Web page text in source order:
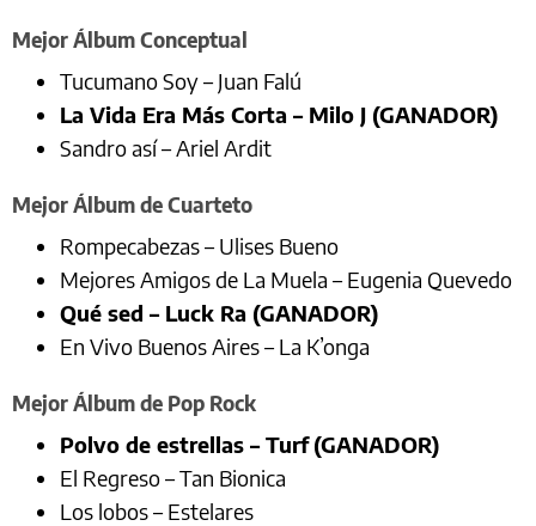
Mejor Álbum Conceptual
Tucumano Soy – Juan Falú
La Vida Era Más Corta – Milo J (GANADOR)
Sandro así – Ariel Ardit
Mejor Álbum de Cuarteto
Rompecabezas – Ulises Bueno
Mejores Amigos de La Muela – Eugenia Quevedo
Qué sed – Luck Ra (GANADOR)
En Vivo Buenos Aires – La K’onga
Mejor Álbum de Pop Rock
Polvo de estrellas – Turf (GANADOR)
El Regreso – Tan Bionica
Los lobos – Estelares